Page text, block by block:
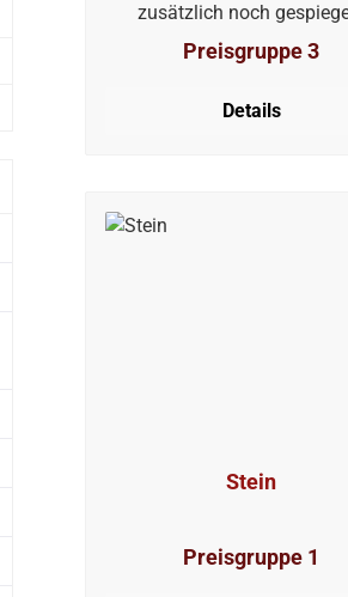
zusätzlich noch
Welche?
Preisgruppe 3
Details
Stein
Preisgruppe 1